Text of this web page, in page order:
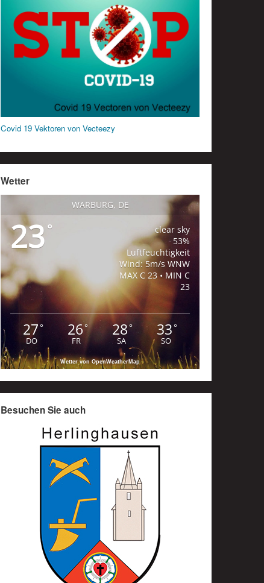
Covid 19 Vektoren von Vecteezy
Wetter
WARBURG, DE
23°
clear sky
53%
Luftfeuchtigkeit
Wind: 5m/s WNW
MAX C 23 • MIN C
23
27°
DO
26°
FR
28°
SA
33°
SO
Wetter von OpenWeatherMap
Besuchen Sie auch